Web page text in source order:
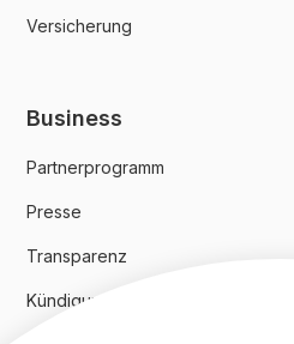
Versicherung
Business
Partnerprogramm
Presse
Transparenz
Kündigungsindex 2024